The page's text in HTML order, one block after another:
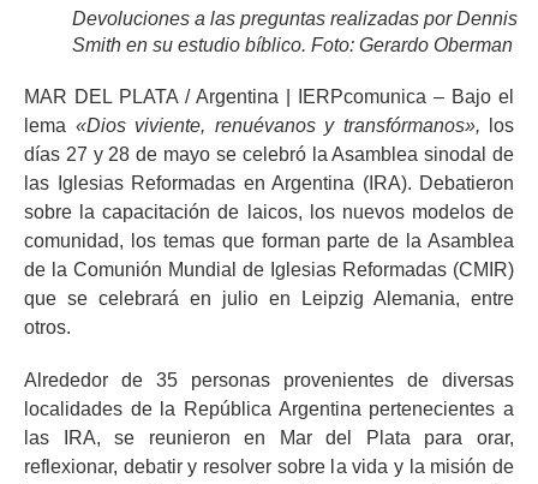
Devoluciones a las preguntas realizadas por Dennis
Smith en su estudio bíblico. Foto: Gerardo Oberman
MAR DEL PLATA / Argentina | IERPcomunica – Bajo el
lema «Dios viviente, renuévanos y transfórmanos»,
los
días 27 y 28 de mayo se celebró la Asamblea sinodal de
las Iglesias Reformadas en Argentina (IRA). Debatieron
sobre la capacitación de laicos, los nuevos modelos de
comunidad, los temas que forman parte de la Asamblea
de la Comunión Mundial de Iglesias Reformadas (CMIR)
que se celebrará en julio en Leipzig Alemania, entre
otros.
Alrededor de 35 personas provenientes de diversas
localidades de la República Argentina pertenecientes a
las IRA, se reunieron en Mar del Plata para orar,
reflexionar, debatir y resolver sobre la vida y la misión de